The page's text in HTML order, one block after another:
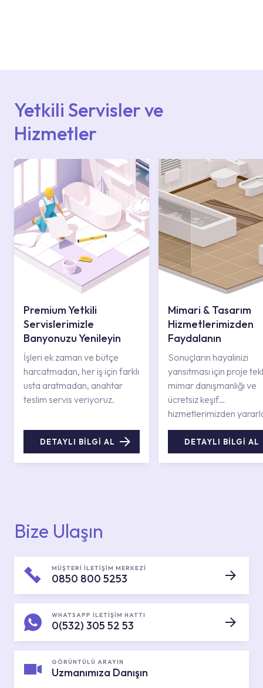
Yetkili Servisler ve
Hizmetler
Premium Yetkili
Servislerimizle
Banyonuzu Yenileyin
İşleri ek zaman ve bütçe
harcatmadan, her iş için farklı
usta aratmadan, anahtar
teslim servis veriyoruz.
DETAYLI BİLGİ AL
Mimari & Tasarım
Hizmetlerimizden
Faydalanın
Sonuçların hayalinizi
yansıtması için proje
mimar danışmanlığı ve
ücretsiz keşif
hizmetlerimizden
DETAYLI BİLGİ AL
Bize Ulaşın
MÜŞTERİ İLETİŞİM MERKEZİ
0850 800 5253
WHATSAPP İLETİŞİM HATTI
0(532) 305 52 53
GÖRÜNTÜLÜ ARAYIN
Uzmanımıza Danışın